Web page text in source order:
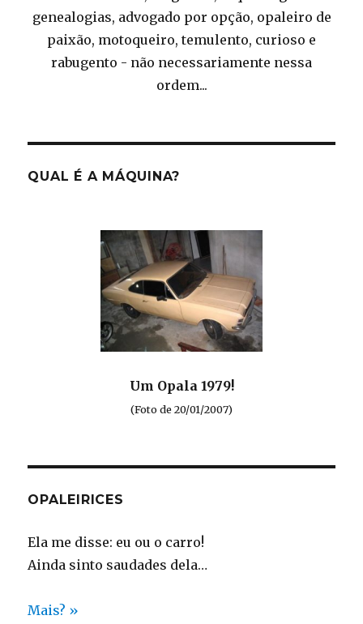
genealogias, advogado por opção, opaleiro de
paixão, motoqueiro, temulento, curioso e
rabugento - não necessariamente nessa
ordem...
QUAL É A MÁQUINA?
Um Opala 1979!
(Foto de 20/01/2007)
OPALEIRICES
Ela me disse: eu ou o carro!
Ainda sinto saudades dela…
Mais? »